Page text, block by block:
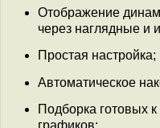
Отображение
через наглядные и
Простая настройка;
Автоматическое
Подборка готовых
графиков;